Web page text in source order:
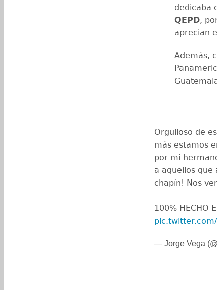
dedicaba
QEPD,
aprecian
Además,
Orgulloso de
más estamos
por mi
a aquellos que
chapín! Nos
100% HECHO
— Jorge Vega